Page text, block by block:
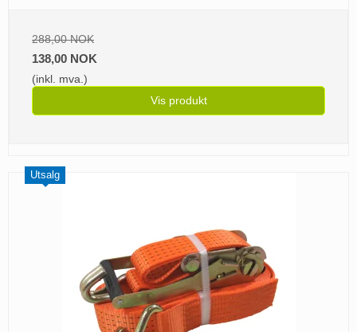
288,00 NOK
138,00 NOK
(inkl. mva.)
Vis produkt
Utsalg